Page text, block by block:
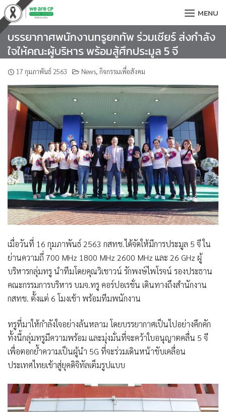
Skip
to
content
MENU
บรรยากาศพนักงานทรูยกทัพ ร่วมเชียร์ ส่งกำลัง
ใจให้คณะผู้บริหาร พร้อมสู้ศึกประมูล 5 จี
17 กุมภาพันธ์ 2563 News, กิจกรรมเพื่อสังคม
เมื่อวันที่ 16 กุมภาพันธ์ 2563 กสทช.ได้จัดให้มีการประมูล 5 จี ใน
ย่านความถี่ 700 MHz 1800 MHz 2600 MHz และ 26 GHz ผู้
บริหารกลุ่มทรู นำทีมโดยคุณวิเชาวน์ รักพงษ์ไพโรจน์ รองประธาน
คณะกรรมการบริหาร บมจ.ทรู คอร์ปอเรชั่น เดินทางถึงสำนักงาน
กสทช. ตั้งแต่ 6 โมงเช้า พร้อมทีมพนักงาน
ทรูที่มาให้กำลังใจอย่างล้นหลาม โดยบรรยากาศเป็นไปอย่างคึกคัก
ทั้งนี้กลุ่มทรูมีความพร้อม และมุ่งมั่นที่จะคว้าใบอนุญาตคลื่น 5 จี
เพื่อตอกย้ำความเป็นผู้นำ 5G ที่จะร่วมเดินหน้าขับเคลื่อน
ประเทศไทยเข้าสู่ยุคดิจิทัลเต็มรูปแบบ